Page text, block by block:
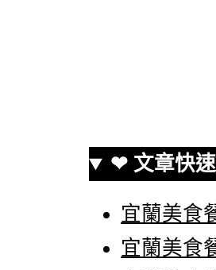
❤ 文章快
宜蘭美食
宜蘭美食